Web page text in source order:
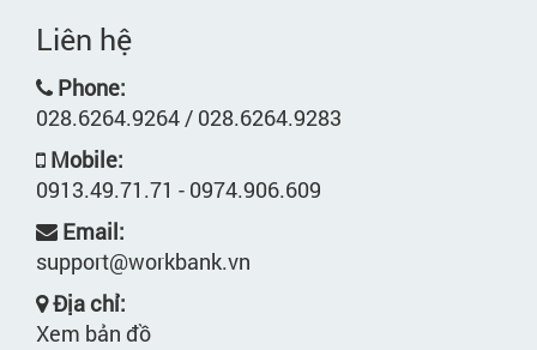
Liên hệ
Phone:
028.6264.9264 / 028.6264.9283
Mobile:
0913.49.71.71 - 0974.906.609
Email:
support@workbank.vn
Địa chỉ:
Xem bản đồ